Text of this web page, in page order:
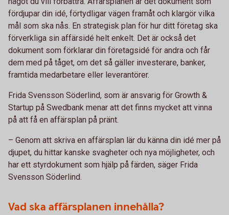
fördjupar din idé, förtydligar vägen framåt och klargör vilka
mål som ska nås. En strategisk plan för hur ditt företag ska
förverkliga sin affärsidé helt enkelt. Det är också det
dokument som förklarar din företagsidé för andra och får
dem med på tåget, om det så gäller investerare, banker,
framtida medarbetare eller leverantörer.
Frida Svensson Söderlind, som är ansvarig för Growth &
Startup på Swedbank menar att det finns mycket att vinna
på att få en affärsplan på pränt.
– Genom att skriva en affärsplan lär du känna din idé mer på
djupet, du hittar kanske svagheter och nya möjligheter, och
har ett styrdokument som hjälp på färden, säger Frida
Svensson Söderlind.
Vad ska affärsplanen innehålla?